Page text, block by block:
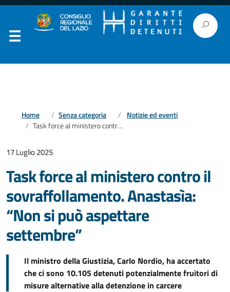
Home Senza categoria
Notizie ed eventi
Task force al ministero contro il sovraffollamento. Anastasìa: “Non si può aspettare settembre”
17 Luglio 2025
Task force al ministero contro il
sovraffollamento. Anastasìa:
“Non si può aspettare
settembre”
Il ministro della Giustizia, Carlo Nordio, ha accertato
che ci sono 10.105 detenuti potenzialmente fruitori di
misure alternative alla detenzione in carcere